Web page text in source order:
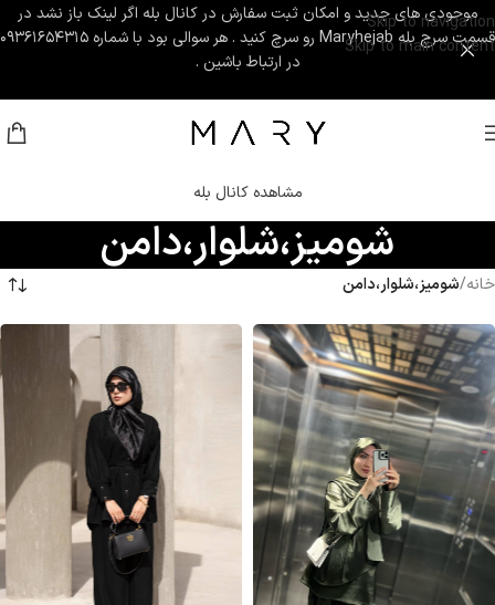
Skip to navigation
Skip to main content
موجودی های جدید و امکان ثبت سفارش در کانال بله اگر لینک باز نشد در
قسمت سرچ بله Maryhejab رو سرچ کنید . هر سوالی بود با شماره ۰۹۳۶۱۶۵۴۳۱۵
در ارتباط باشین .
مشاهده کانال بله
شوميز،شلوار،دامن
خانه/شوميز،شلوار،دامن